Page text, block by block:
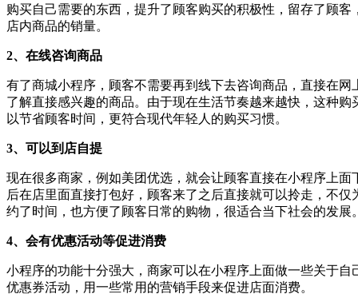
购买自己需要的东西，提升了顾客购买的积极性，留存了顾客
店内商品的销量。
2、在线咨询商品
有了商城小程序，顾客不需要再到线下去咨询商品，直接在网
了解直接感兴趣的商品。由于现在生活节奏越来越快，这种购
以节省顾客时间，更符合现代年轻人的购买习惯。
3、可以到店自提
现在很多商家，例如美团优选，就会让顾客直接在小程序上面
后在店里面直接打包好，顾客来了之后直接就可以拎走，不仅
约了时间，也方便了顾客日常的购物，很适合当下社会的发展
4、会有优惠活动等促进消费
小程序的功能十分强大，商家可以在小程序上面做一些关于自
优惠券活动，用一些常用的营销手段来促进店面消费。